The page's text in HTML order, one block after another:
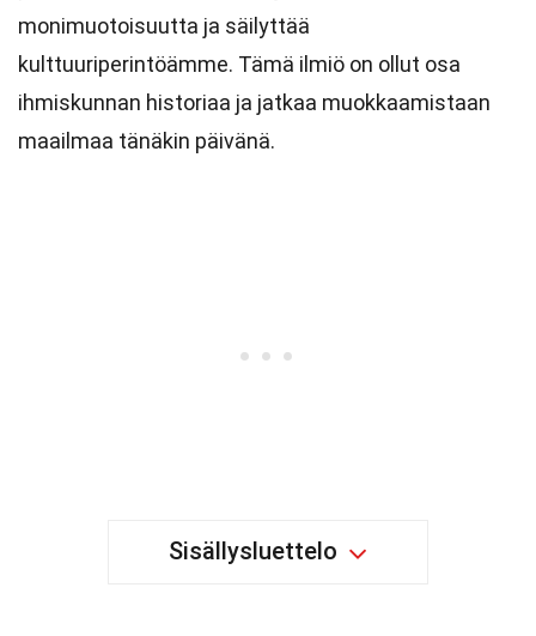
monimuotoisuutta ja säilyttää
kulttuuriperintöämme. Tämä ilmiö on ollut osa
ihmiskunnan historiaa ja jatkaa muokkaamistaan
maailmaa tänäkin päivänä.
Sisällysluettelo